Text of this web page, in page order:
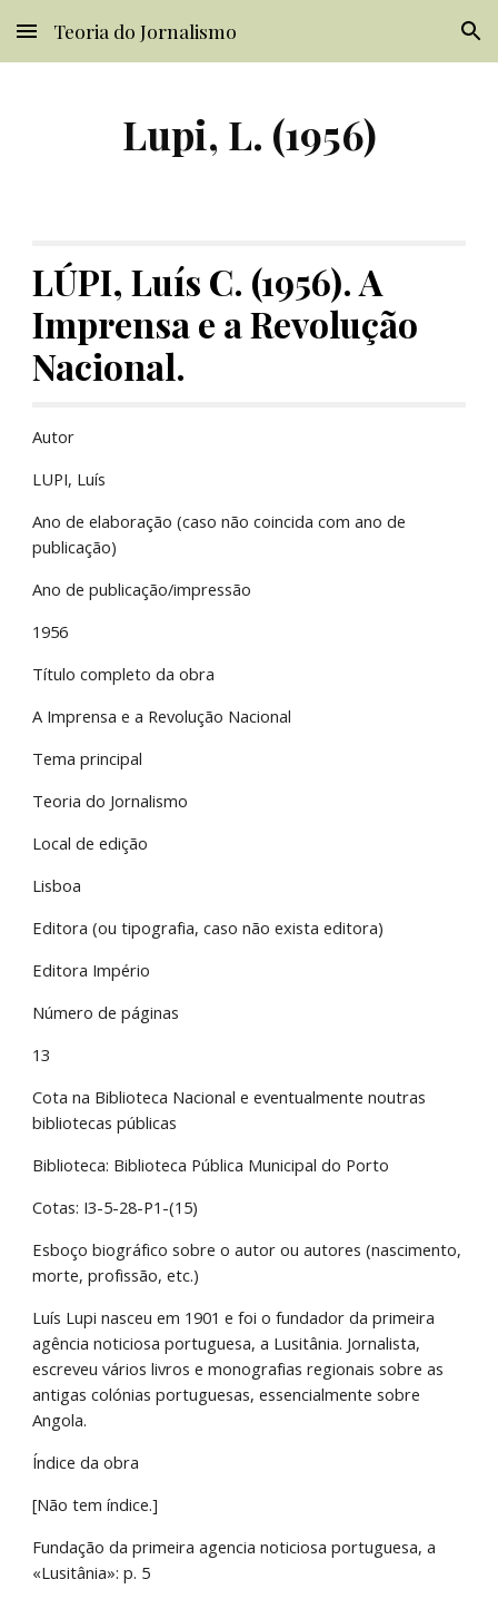
Skip to main content Skip to navigation
Teoria do Jornalismo
Lupi, L. (1956)
LÚPI, Luís C. (1956). A
Imprensa e a Revolução
Nacional.
Autor
LUPI, Luís
Ano de elaboração (caso não coincida com ano de
publicação)
Ano de publicação/impressão
1956
Título completo da obra
A Imprensa e a Revolução Nacional
Tema principal
Teoria do Jornalismo
Local de edição
Lisboa
Editora (ou tipografia, caso não exista editora)
Editora Império
Número de páginas
13
Cota na Biblioteca Nacional e eventualmente noutras
bibliotecas públicas
Biblioteca: Biblioteca Pública Municipal do Porto
Cotas: I3-5-28-P1-(15)
Esboço biográfico sobre o autor ou autores (nascimento,
morte, profissão, etc.)
Luís Lupi nasceu em 1901 e foi o fundador da primeira
agência noticiosa portuguesa, a Lusitânia. Jornalista,
escreveu vários livros e monografias regionais sobre as
antigas colónias portuguesas, essencialmente sobre
Angola.
Índice da obra
[Não tem índice.]
Fundação da primeira agencia noticiosa portuguesa, a
«Lusitânia»: p. 5